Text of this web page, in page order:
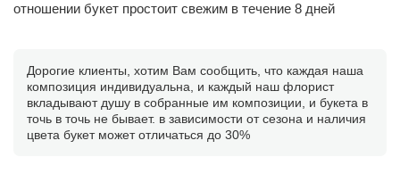
отношении букет простоит свежим в течение 8 дней
Дорогие клиенты, хотим Вам сообщить, что каждая наша
композиция индивидуальна, и каждый наш флорист
вкладывают душу в собранные им композиции, и букета в
точь в точь не бывает. в зависимости от сезона и наличия
цвета букет может отличаться до 30%